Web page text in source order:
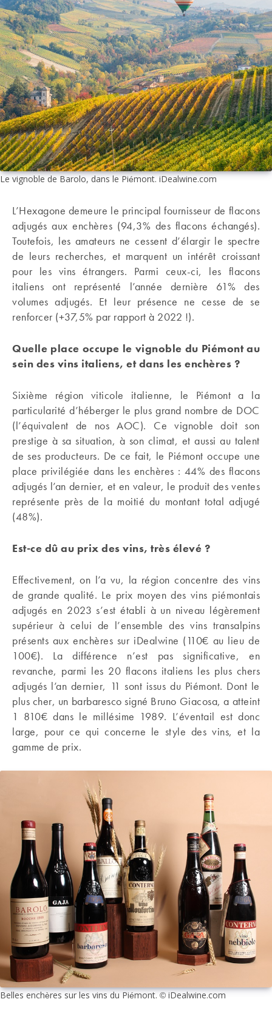
Le vignoble de Barolo, dans le Piémont. iDealwine.com
L’Hexagone demeure le principal fournisseur de flacons
adjugés aux enchères (94,3% des flacons échangés).
Toutefois, les amateurs ne cessent d’élargir le spectre
de leurs recherches, et marquent un intérêt croissant
pour les vins étrangers. Parmi ceux-ci, les flacons
italiens ont représenté l’année dernière 61% des
volumes adjugés. Et leur présence ne cesse de se
renforcer (+37,5% par rapport à 2022 !).
Quelle place occupe le vignoble du Piémont au
sein des vins italiens, et dans les enchères ?
Sixième région viticole italienne, le Piémont a la
particularité d’héberger le plus grand nombre de DOC
(l’équivalent de nos AOC). Ce vignoble doit son
prestige à sa situation, à son climat, et aussi au talent
de ses producteurs. De ce fait, le Piémont occupe une
place privilégiée dans les enchères : 44% des flacons
adjugés l’an dernier, et en valeur, le produit des ventes
représente près de la moitié du montant total adjugé
(48%).
Est-ce dû au prix des vins, très élevé ?
Effectivement, on l’a vu, la région concentre des vins
de grande qualité. Le prix moyen des vins piémontais
adjugés en 2023 s’est établi à un niveau légèrement
supérieur à celui de l’ensemble des vins transalpins
présents aux enchères sur iDealwine (110€ au lieu de
100€). La différence n’est pas significative, en
revanche, parmi les 20 flacons italiens les plus chers
adjugés l’an dernier, 11 sont issus du Piémont. Dont le
plus cher, un barbaresco signé Bruno Giacosa, a atteint
1 810€ dans le millésime 1989. L’éventail est donc
large, pour ce qui concerne le style des vins, et la
gamme de prix.
Belles enchères sur les vins du Piémont. © iDealwine.com